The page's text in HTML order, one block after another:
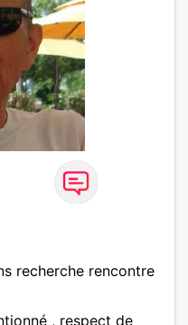
recherche rencontre
, respect de